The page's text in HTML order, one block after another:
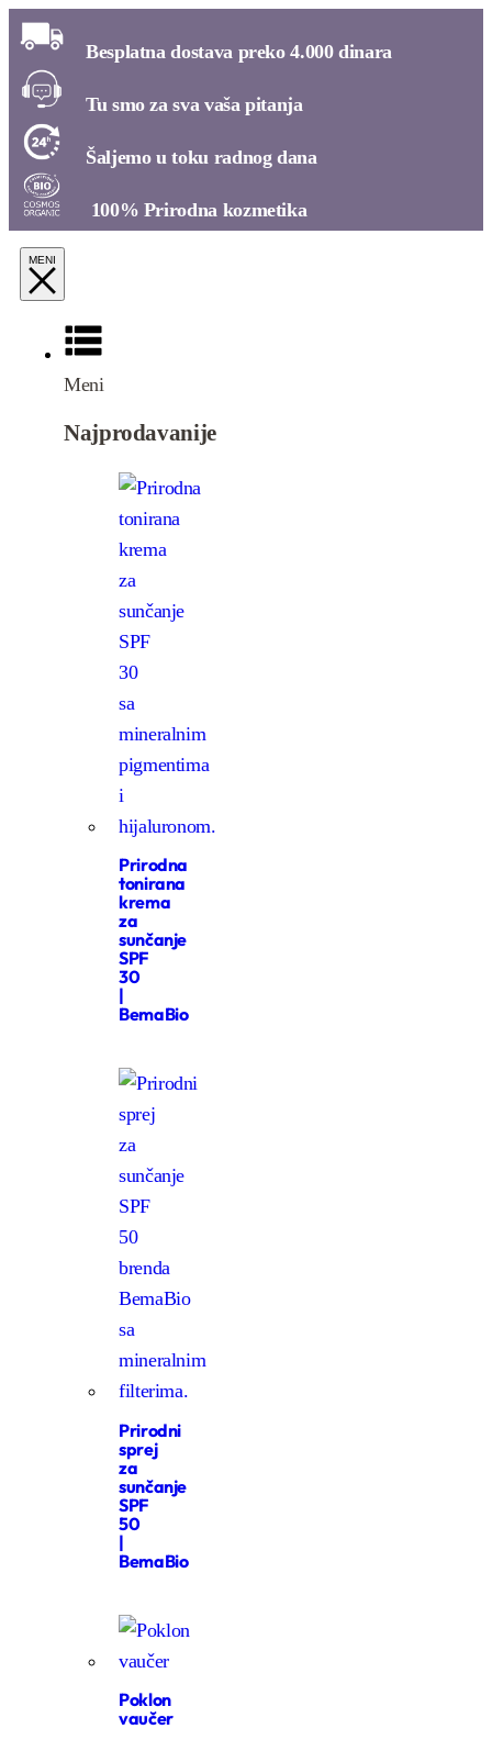
Besplatna dostava preko 4.000 dinara​
Tu smo za sva vaša pitanja​
Šaljemo u toku radnog dana​
100% Prirodna kozmetika​
Meni
Najprodavanije
Prirodna
tonirana
krema
za
sunčanje
SPF
30
|
BemaBio
Prirodni
sprej
za
sunčanje
SPF
50
|
BemaBio
Poklon
vaučer